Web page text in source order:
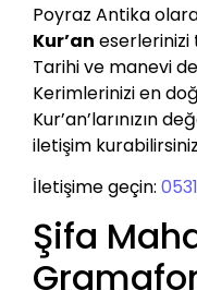
Poyraz Antika
Kur’an eserlerinizi
Tarihi ve manevi
Kerimlerinizi en
Kur’an’larınızın
iletişim
İletişime geçin:
Şifa